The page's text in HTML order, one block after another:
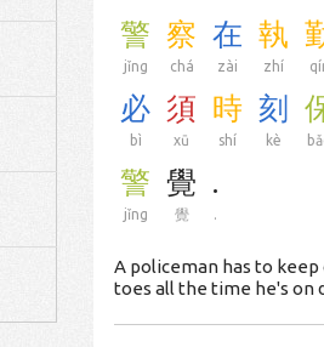
警
jǐng
察
chá
在
zài
執
zhí
必
bì
須
xū
時
shí
刻
kè
警
jǐng
覺
覺
.
.
A policeman has to keep
toes all the time he's on